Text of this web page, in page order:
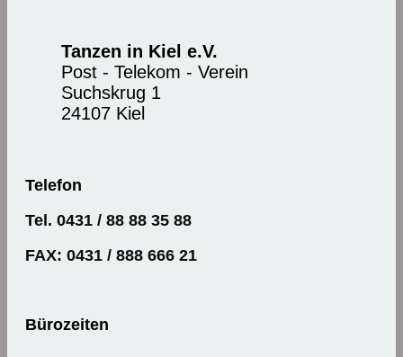
Tanzen in Kiel e.V.
Post - Telekom - Verein
Suchskrug 1
24107 Kiel
Telefon
Tel. 0431 / 88 88 35 88
FAX: 0431 / 888 666 21
Bürozeiten